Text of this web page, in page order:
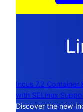
Incus 7.2 Container
with SELinux
Discover the new